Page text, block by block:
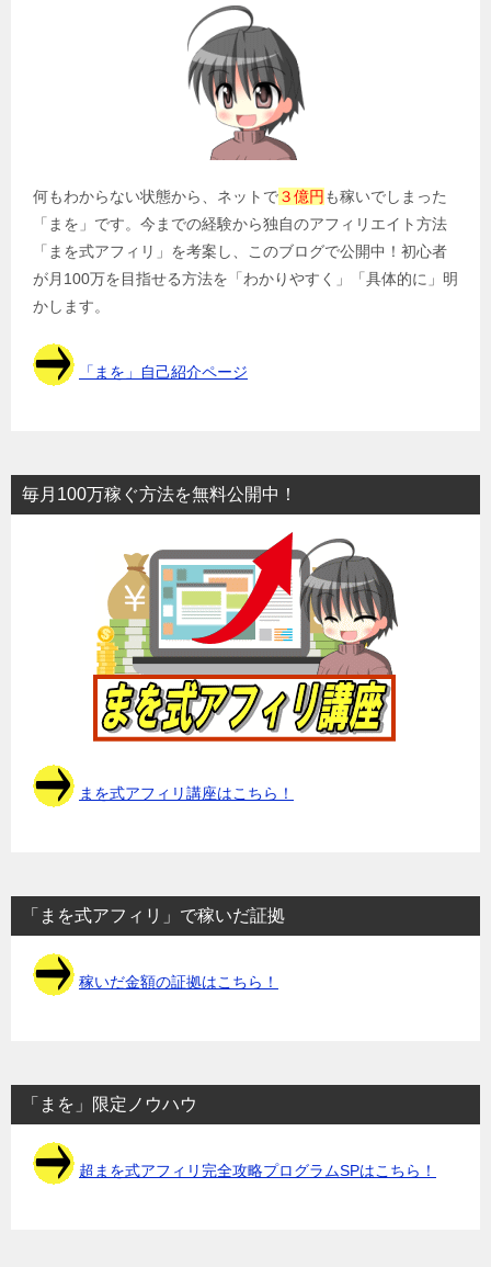
何もわからない状態から、ネットで３億円も稼いでしまった
「まを」です。今までの経験から独自のアフィリエイト方法
「まを式アフィリ」を考案し、このブログで公開中！初心者
が月100万を目指せる方法を「わかりやすく」「具体的に」明
かします。
「まを」自己紹介ページ
毎月100万稼ぐ方法を無料公開中！
まを式アフィリ講座はこちら！
「まを式アフィリ」で稼いだ証拠
稼いだ金額の証拠はこちら！
「まを」限定ノウハウ
超まを式アフィリ完全攻略プログラムSPはこちら！